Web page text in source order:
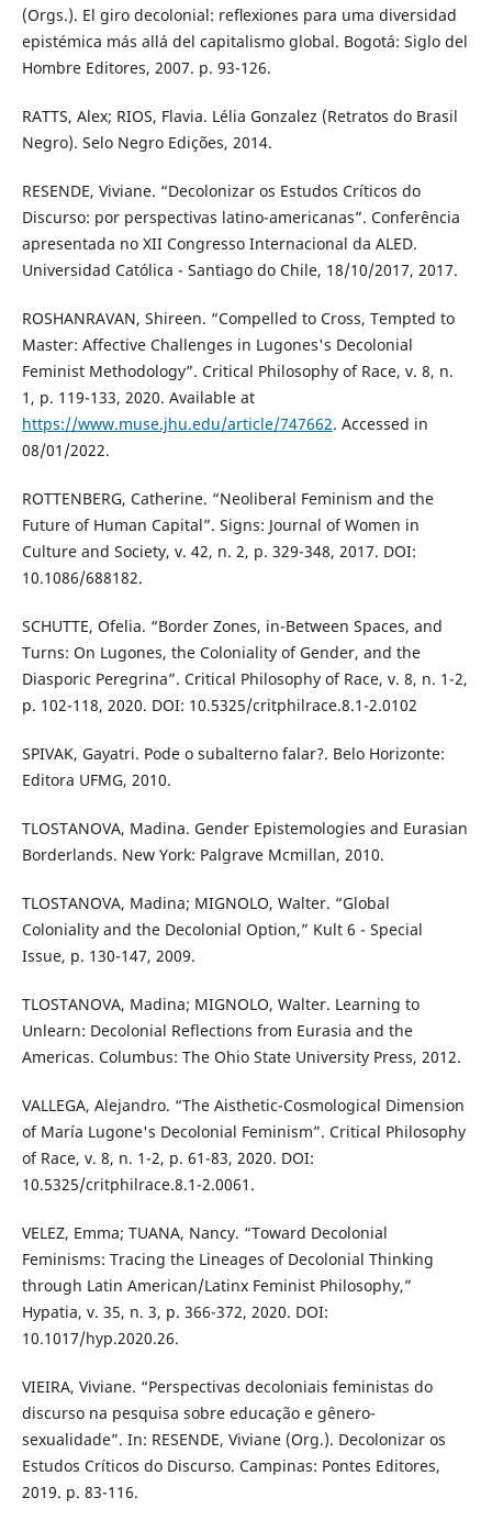
(Orgs.). El giro decolonial: reﬂexiones para uma diversidad
epistémica más allá del capitalismo global. Bogotá: Siglo del
Hombre Editores, 2007. p. 93-126.
RATTS, Alex; RIOS, Flavia. Lélia Gonzalez (Retratos do Brasil
Negro). Selo Negro Edições, 2014.
RESENDE, Viviane. “Decolonizar os Estudos Críticos do
Discurso: por perspectivas latino-americanas”. Conferência
apresentada no XII Congresso Internacional da ALED.
Universidad Católica - Santiago do Chile, 18/10/2017, 2017.
ROSHANRAVAN, Shireen. “Compelled to Cross, Tempted to
Master: Affective Challenges in Lugones's Decolonial
Feminist Methodology”. Critical Philosophy of Race, v. 8, n.
1, p. 119-133, 2020. Available at
https://www.muse.jhu.edu/article/747662. Accessed in
08/01/2022.
ROTTENBERG, Catherine. “Neoliberal Feminism and the
Future of Human Capital”. Signs: Journal of Women in
Culture and Society, v. 42, n. 2, p. 329-348, 2017. DOI:
10.1086/688182.
SCHUTTE, Ofelia. “Border Zones, in-Between Spaces, and
Turns: On Lugones, the Coloniality of Gender, and the
Diasporic Peregrina”. Critical Philosophy of Race, v. 8, n. 1-2,
p. 102-118, 2020. DOI: 10.5325/critphilrace.8.1-2.0102
SPIVAK, Gayatri. Pode o subalterno falar?. Belo Horizonte:
Editora UFMG, 2010.
TLOSTANOVA, Madina. Gender Epistemologies and Eurasian
Borderlands. New York: Palgrave Mcmillan, 2010.
TLOSTANOVA, Madina; MIGNOLO, Walter. “Global
Coloniality and the Decolonial Option,” Kult 6 - Special
Issue, p. 130-147, 2009.
TLOSTANOVA, Madina; MIGNOLO, Walter. Learning to
Unlearn: Decolonial Reflections from Eurasia and the
Americas. Columbus: The Ohio State University Press, 2012.
VALLEGA, Alejandro. “The Aisthetic-Cosmological Dimension
of María Lugone's Decolonial Feminism”. Critical Philosophy
of Race, v. 8, n. 1-2, p. 61-83, 2020. DOI:
10.5325/critphilrace.8.1-2.0061.
VELEZ, Emma; TUANA, Nancy. “Toward Decolonial
Feminisms: Tracing the Lineages of Decolonial Thinking
through Latin American/Latinx Feminist Philosophy,”
Hypatia, v. 35, n. 3, p. 366-372, 2020. DOI:
10.1017/hyp.2020.26.
VIEIRA, Viviane. “Perspectivas decoloniais feministas do
discurso na pesquisa sobre educação e gênero-
sexualidade”. In: RESENDE, Viviane (Org.). Decolonizar os
Estudos Críticos do Discurso. Campinas: Pontes Editores,
2019. p. 83-116.